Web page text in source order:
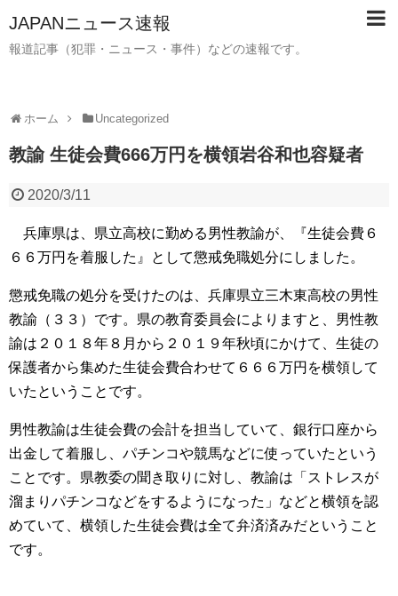
JAPANニュース速報
報道記事（犯罪・ニュース・事件）などの速報です。
ホーム Uncategorized
教諭 生徒会費666万円を横領岩谷和也容疑者
2020/3/11
兵庫県は、県立高校に勤める男性教諭が、『生徒会費６
６６万円を着服した』として懲戒免職処分にしました。
懲戒免職の処分を受けたのは、兵庫県立三木東高校の男性
教諭（３３）です。県の教育委員会によりますと、男性教
諭は２０１８年８月から２０１９年秋頃にかけて、生徒の
保護者から集めた生徒会費合わせて６６６万円を横領して
いたということです。
男性教諭は生徒会費の会計を担当していて、銀行口座から
出金して着服し、パチンコや競馬などに使っていたという
ことです。県教委の聞き取りに対し、教諭は「ストレスが
溜まりパチンコなどをするようになった」などと横領を認
めていて、横領した生徒会費は全て弁済済みだということ
です。